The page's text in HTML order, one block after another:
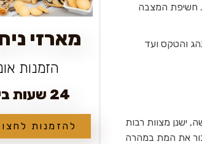
חשיפת המצבה
והטקס ועד
ישנן מצוות רבות
את המת במהרה
מארזי
הזמנות
24 שעות ביממה
להזמנות